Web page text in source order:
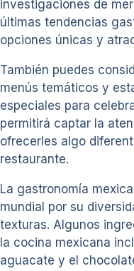
investigaciones de
últimas tendencias
opciones únicas y
También puedes
menús temáticos y
especiales para
permitirá captar la
ofrecerles algo
restaurante.
La gastronomía
mundial por su
texturas. Algunos
la cocina mexicana
aguacate y el